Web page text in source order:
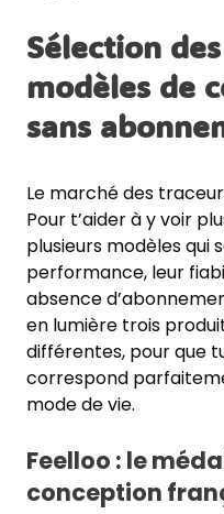
Sélection
modèles de
sans
Le marché des
Pour t’aider à y voir
plusieurs modèles qui
performance, leur
absence
en lumière trois
différentes, pour que
correspond
mode de vie.
Feelloo : le
conception